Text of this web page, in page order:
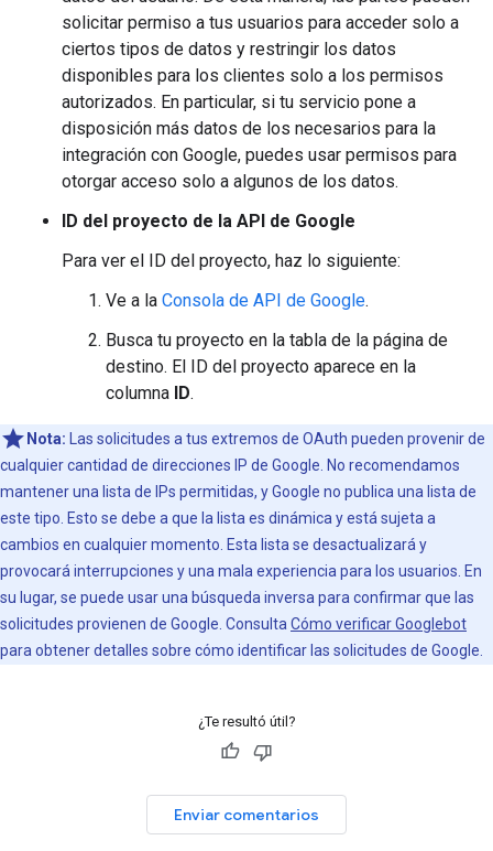
solicitar permiso a tus usuarios para acceder solo a
ciertos tipos de datos y restringir los datos
disponibles para los clientes solo a los permisos
autorizados. En particular, si tu servicio pone a
disposición más datos de los necesarios para la
integración con Google, puedes usar permisos para
otorgar acceso solo a algunos de los datos.
ID del proyecto de la API de Google
Para ver el ID del proyecto, haz lo siguiente:
Ve a la Consola de API de Google.
Busca tu proyecto en la tabla de la página de
destino. El ID del proyecto aparece en la
columna ID.
Nota: Las solicitudes a tus extremos de OAuth pueden provenir de
cualquier cantidad de direcciones IP de Google. No recomendamos
mantener una lista de IPs permitidas, y Google no publica una lista de
este tipo. Esto se debe a que la lista es dinámica y está sujeta a
cambios en cualquier momento. Esta lista se desactualizará y
provocará interrupciones y una mala experiencia para los usuarios. En
su lugar, se puede usar una búsqueda inversa para confirmar que las
solicitudes provienen de Google. Consulta Cómo verificar Googlebot
para obtener detalles sobre cómo identificar las solicitudes de Google.
¿Te resultó útil?
Enviar comentarios